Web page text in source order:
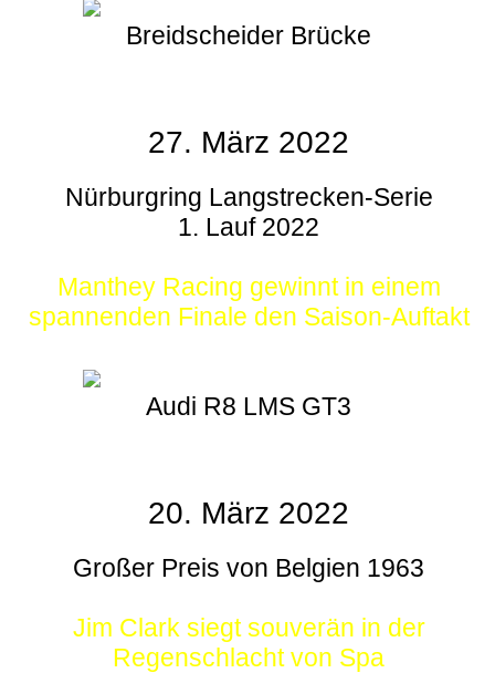
Breidscheider Brücke
27. März 2022
Nürburgring Langstrecken-Serie
1. Lauf 2022
Manthey Racing gewinnt in einem
spannenden Finale den Saison-Auftakt
Audi R8 LMS GT3
20. März 2022
Großer Preis von Belgien 1963
Jim Clark siegt souverän in der
Regenschlacht von Spa